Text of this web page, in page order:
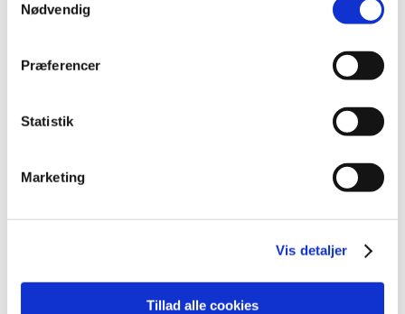
Nødvendig
Præferencer
Statistik
Marketing
Vis detaljer
Tillad alle cookies
TID
2025 (158)
2023 (195)
2019 (159)